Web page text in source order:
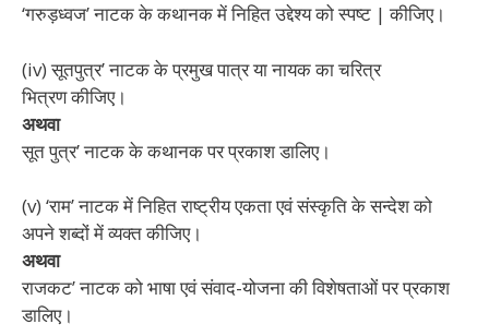
‘गरुड़ध्वज’ नाटक के कथानक में निहित उद्देश्य को स्पष्ट | कीजिए।
(iv) सूतपुत्र’ नाटक के प्रमुख पात्र या नायक का चरित्र
भित्रणकीजिए।
अथवा
सूत पुत्र’ नाटक के कथानक पर प्रकाश डालिए।
(v) ‘राम’ नाटक में निहित राष्ट्रीय एकता एवं संस्कृति के सन्देश को
अपने शब्दों में व्यक्त कीजिए।
अथवा
राजकट’ नाटक को भाषा एवं संवाद-योजना की विशेषताओं पर प्रकाश
डालिए।